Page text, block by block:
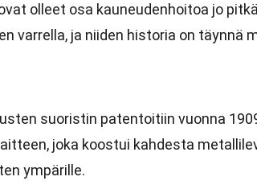
olleet osa kauneudenhoitoa jo
varrella, ja niiden historia on täynnä
suoristin patentoitiin vuonna
joka koostui kahdesta
ympärille.